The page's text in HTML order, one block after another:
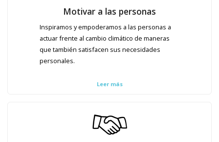
Motivar a las personas
Inspiramos y empoderamos a las personas a
actuar frente al cambio climático de maneras
que también satisfacen sus necesidades
personales.
Leer más